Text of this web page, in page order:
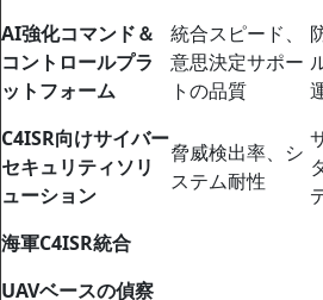
AI強化コマンド＆
コントロールプラ
ットフォーム
統合スピード、
意思決定サポー
トの品質
C4ISR向けサイバー
セキュリティソリ
ューション
脅威検出率、シ
ステム耐性
海軍C4ISR統合
UAVベースの偵察